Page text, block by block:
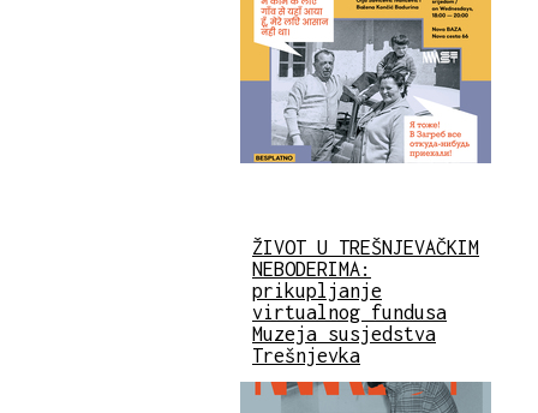
ŽIVOT U TREŠNJEVAČKIM
NEBODERIMA:
prikupljanje
virtualnog fundusa
Muzeja susjedstva
Trešnjevka